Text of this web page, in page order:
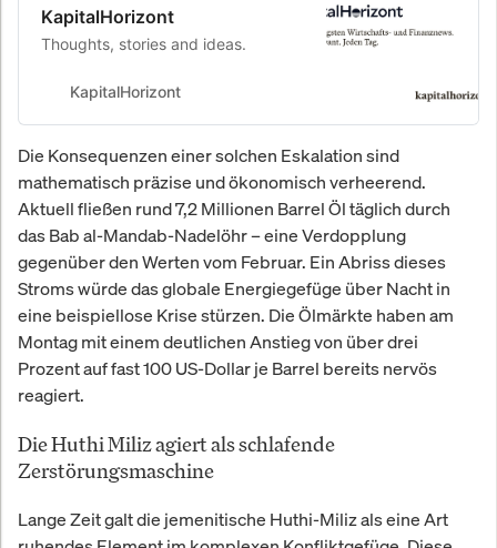
KapitalHorizont
Thoughts, stories and ideas.
KapitalHorizont
Die Konsequenzen einer solchen Eskalation sind
mathematisch präzise und ökonomisch verheerend.
Aktuell fließen rund 7,2 Millionen Barrel Öl täglich durch
das Bab al-Mandab-Nadelöhr – eine Verdopplung
gegenüber den Werten vom Februar. Ein Abriss dieses
Stroms würde das globale Energiegefüge über Nacht in
eine beispiellose Krise stürzen. Die Ölmärkte haben am
Montag mit einem deutlichen Anstieg von über drei
Prozent auf fast 100 US-Dollar je Barrel bereits nervös
reagiert.
Die Huthi Miliz agiert als schlafende
Zerstörungsmaschine
Lange Zeit galt die jemenitische Huthi-Miliz als eine Art